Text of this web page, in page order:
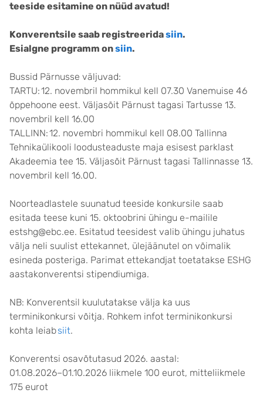
teeside esitamine on nüüd avatud!
Konverentsile saab registreeridasiin.
Esialgne programm onsiin.
Bussid Pärnusse väljuvad:
TARTU: 12. novembril hommikul kell 07.30 Vanemuise 46
õppehoone eest. Väljasõit Pärnust tagasi Tartusse 13.
novembril kell 16.00
TALLINN: 12. novembri hommikul kell 08.00 Tallinna
Tehnikaülikooli loodusteaduste maja esisest parklast
Akadeemia tee 15. Väljasõit Pärnust tagasi Tallinnasse 13.
novembril kell 16.00.
Noorteadlastele suunatud teeside konkursile saab
esitada teese kuni 15. oktoobrini ühingu e-mailile
estshg@ebc.ee. Esitatud teesidest valib ühingu juhatus
välja neli suulist ettekannet, ülejäänutel on võimalik
esineda posteriga. Parimat ettekandjat toetatakse ESHG
aastakonverentsi stipendiumiga.
NB: Konverentsil kuulutatakse välja ka uus
terminikonkursi võitja. Rohkem infot terminikonkursi
kohta leiabsiit.
Konverentsi osavõtutasud 2026. aastal:
01.08.2026–01.10.2026 liikmele 100 eurot, mitteliikmele
175 eurot